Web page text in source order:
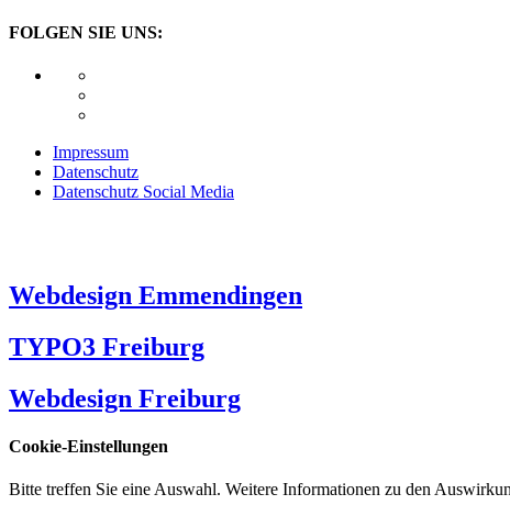
FOLGEN SIE UNS:
Impressum
Datenschutz
Datenschutz Social Media
Webdesign Emmendingen
TYPO3 Freiburg
Webdesign Freiburg
Cookie-Einstellungen
Bitte treffen Sie eine Auswahl. Weitere Informationen zu den